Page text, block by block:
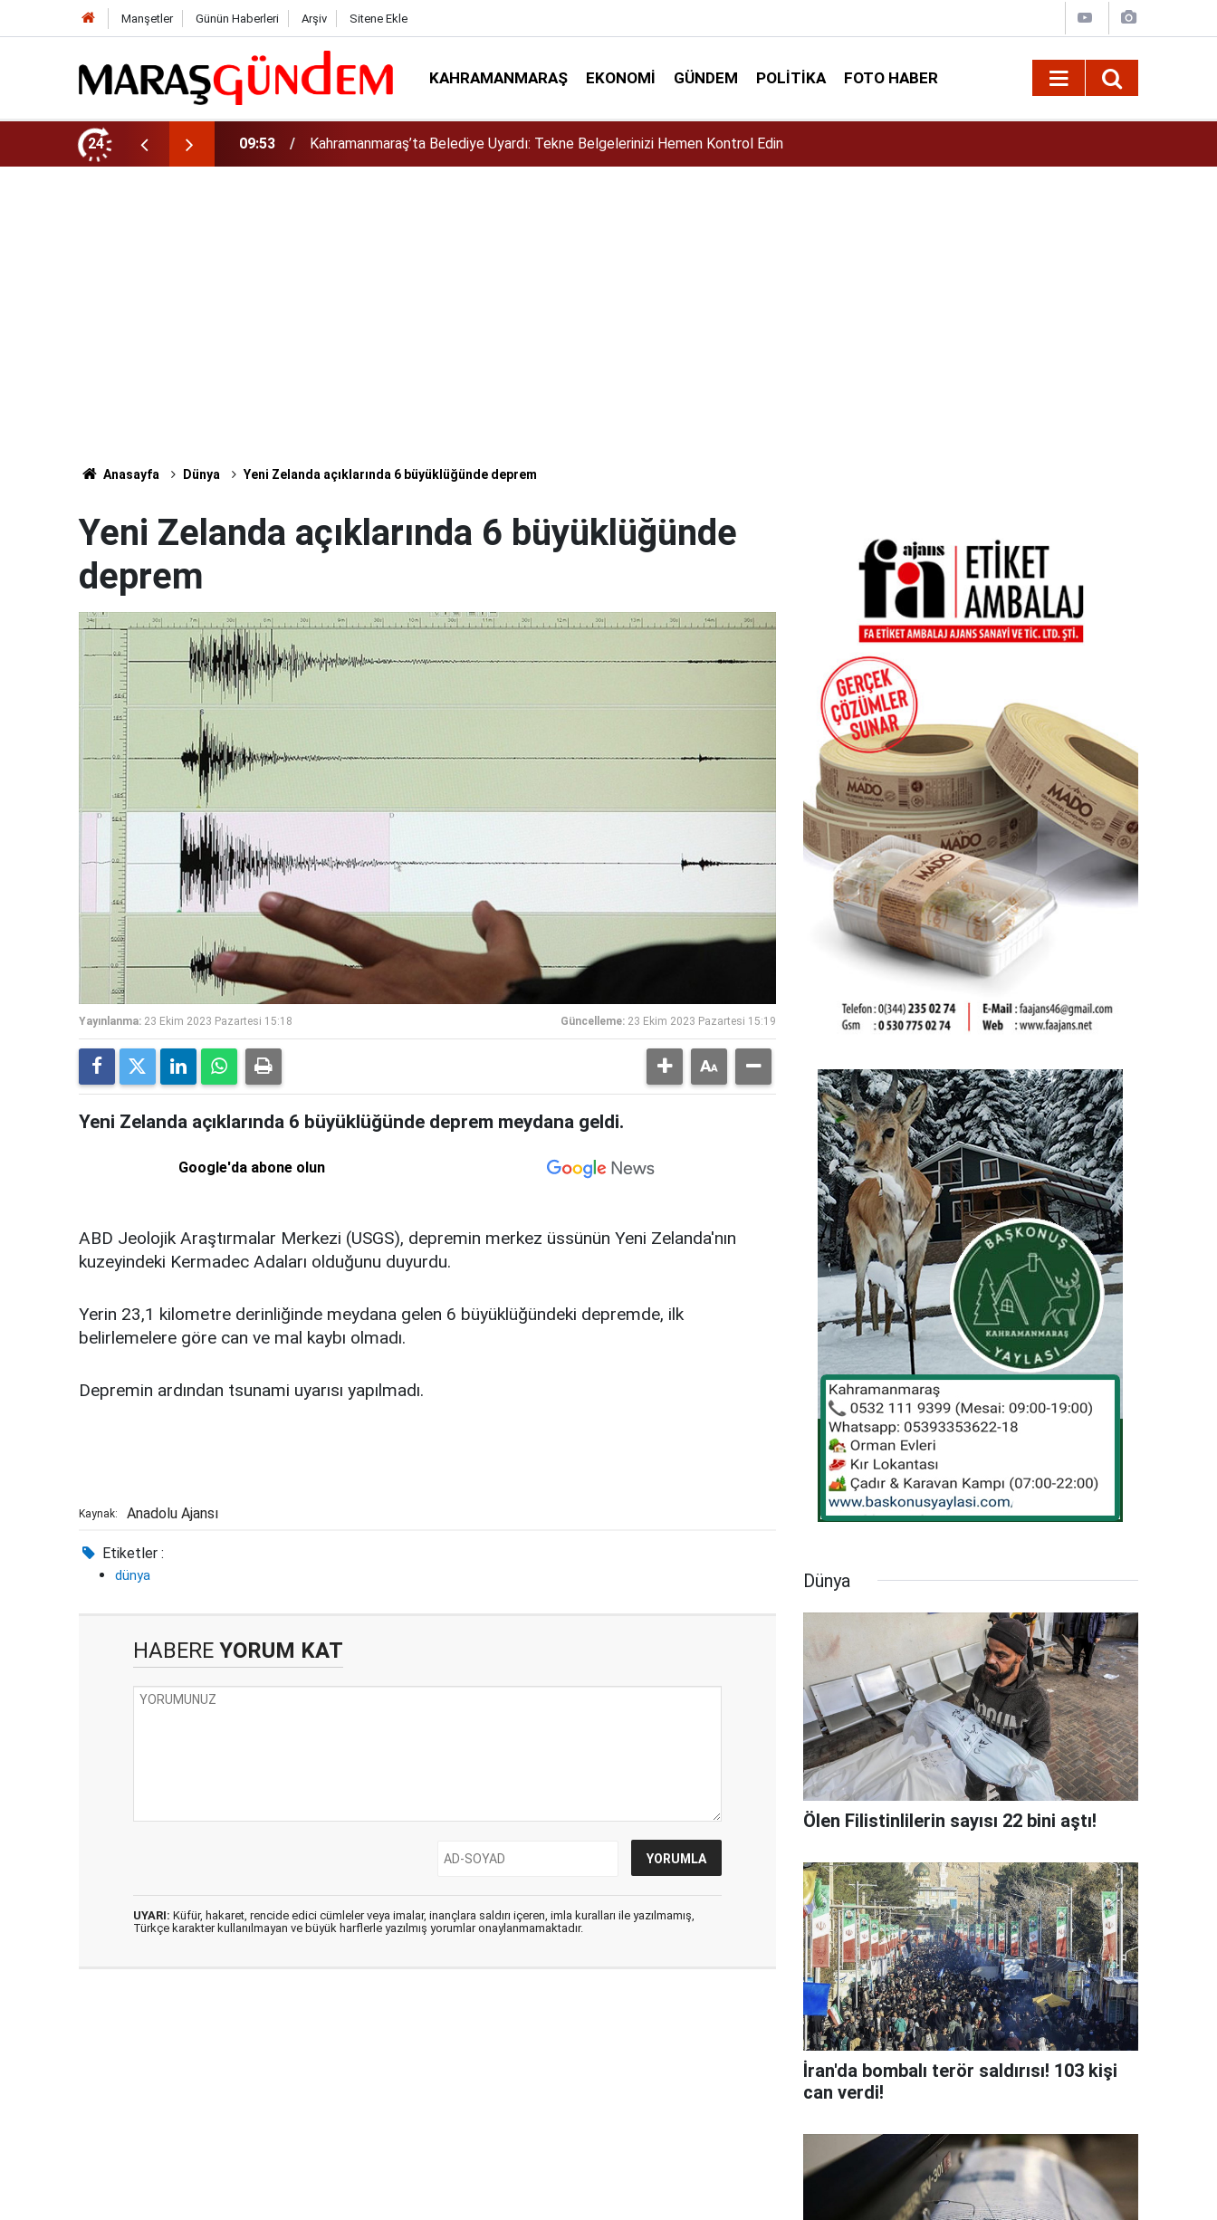
Manşetler Günün Haberleri Arşiv Sitene Ekle
KAHRAMANMARAŞ EKONOMI GÜNDEM POLITIKA FOTO HABER
24
Hemen Kontrol Edin 09:44 Uluslararası Bisiklet Yarışması’nda En Zorlu Etap Tamamlandı!
Anasayfa Dünya Yeni Zelanda açıklarında 6 büyüklüğünde deprem
Yeni Zelanda açıklarında 6 büyüklüğünde
deprem
Yayınlanma: 23 Ekim 2023 Pazartesi 15:18 Güncelleme: 23 Ekim 2023 Pazartesi 15:19
Yeni Zelanda açıklarında 6 büyüklüğünde deprem meydana geldi.
Google'da abone olun
ABD Jeolojik Araştırmalar Merkezi (USGS), depremin merkez üssünün Yeni Zelanda'nın
kuzeyindeki Kermadec Adaları olduğunu duyurdu.
Yerin 23,1 kilometre derinliğinde meydana gelen 6 büyüklüğündeki depremde, ilk
belirlemelere göre can ve mal kaybı olmadı.
Depremin ardından tsunami uyarısı yapılmadı.
Kaynak: Anadolu Ajansı
Etiketler :
dünya
HABERE YORUM KAT
UYARI: Küfür, hakaret, rencide edici cümleler veya imalar, inançlara saldırı içeren, imla kuralları ile yazılmamış,
Türkçe karakter kullanılmayan ve büyük harflerle yazılmış yorumlar onaylanmamaktadır.
Dünya
Ölen Filistinlilerin sayısı 22 bini aştı!
İran'da bombalı terör saldırısı! 103 kişi
can verdi!